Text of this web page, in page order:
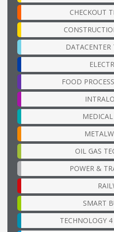
CHECKOUT
DATACENTER
FOOD
MEDICAL
OIL GAS
POWER &
SMART
TECHNOLOGY